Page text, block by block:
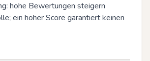
hohe Bewertungen steigern
ein hoher Score garantiert keinen